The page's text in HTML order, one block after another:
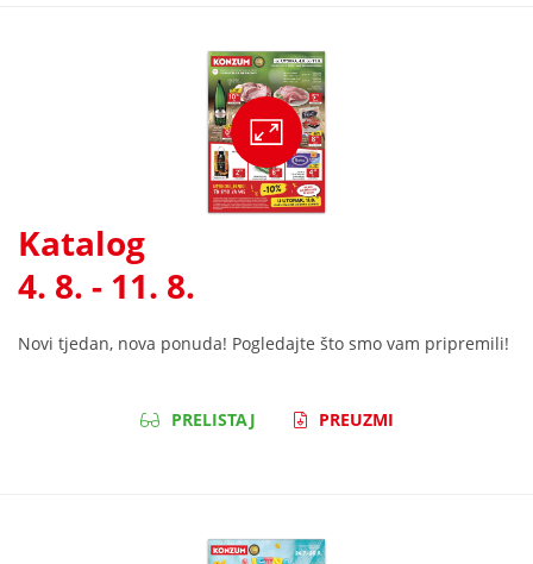
Katalog
4. 8. - 11. 8.
Novi tjedan, nova ponuda! Pogledajte što smo vam pripremili!
PRELISTAJ PREUZMI